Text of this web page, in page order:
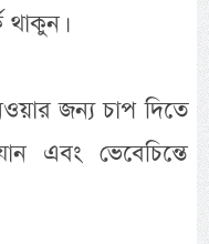
জন্য চাপ দিতে
এবং ভেবেচিন্তে